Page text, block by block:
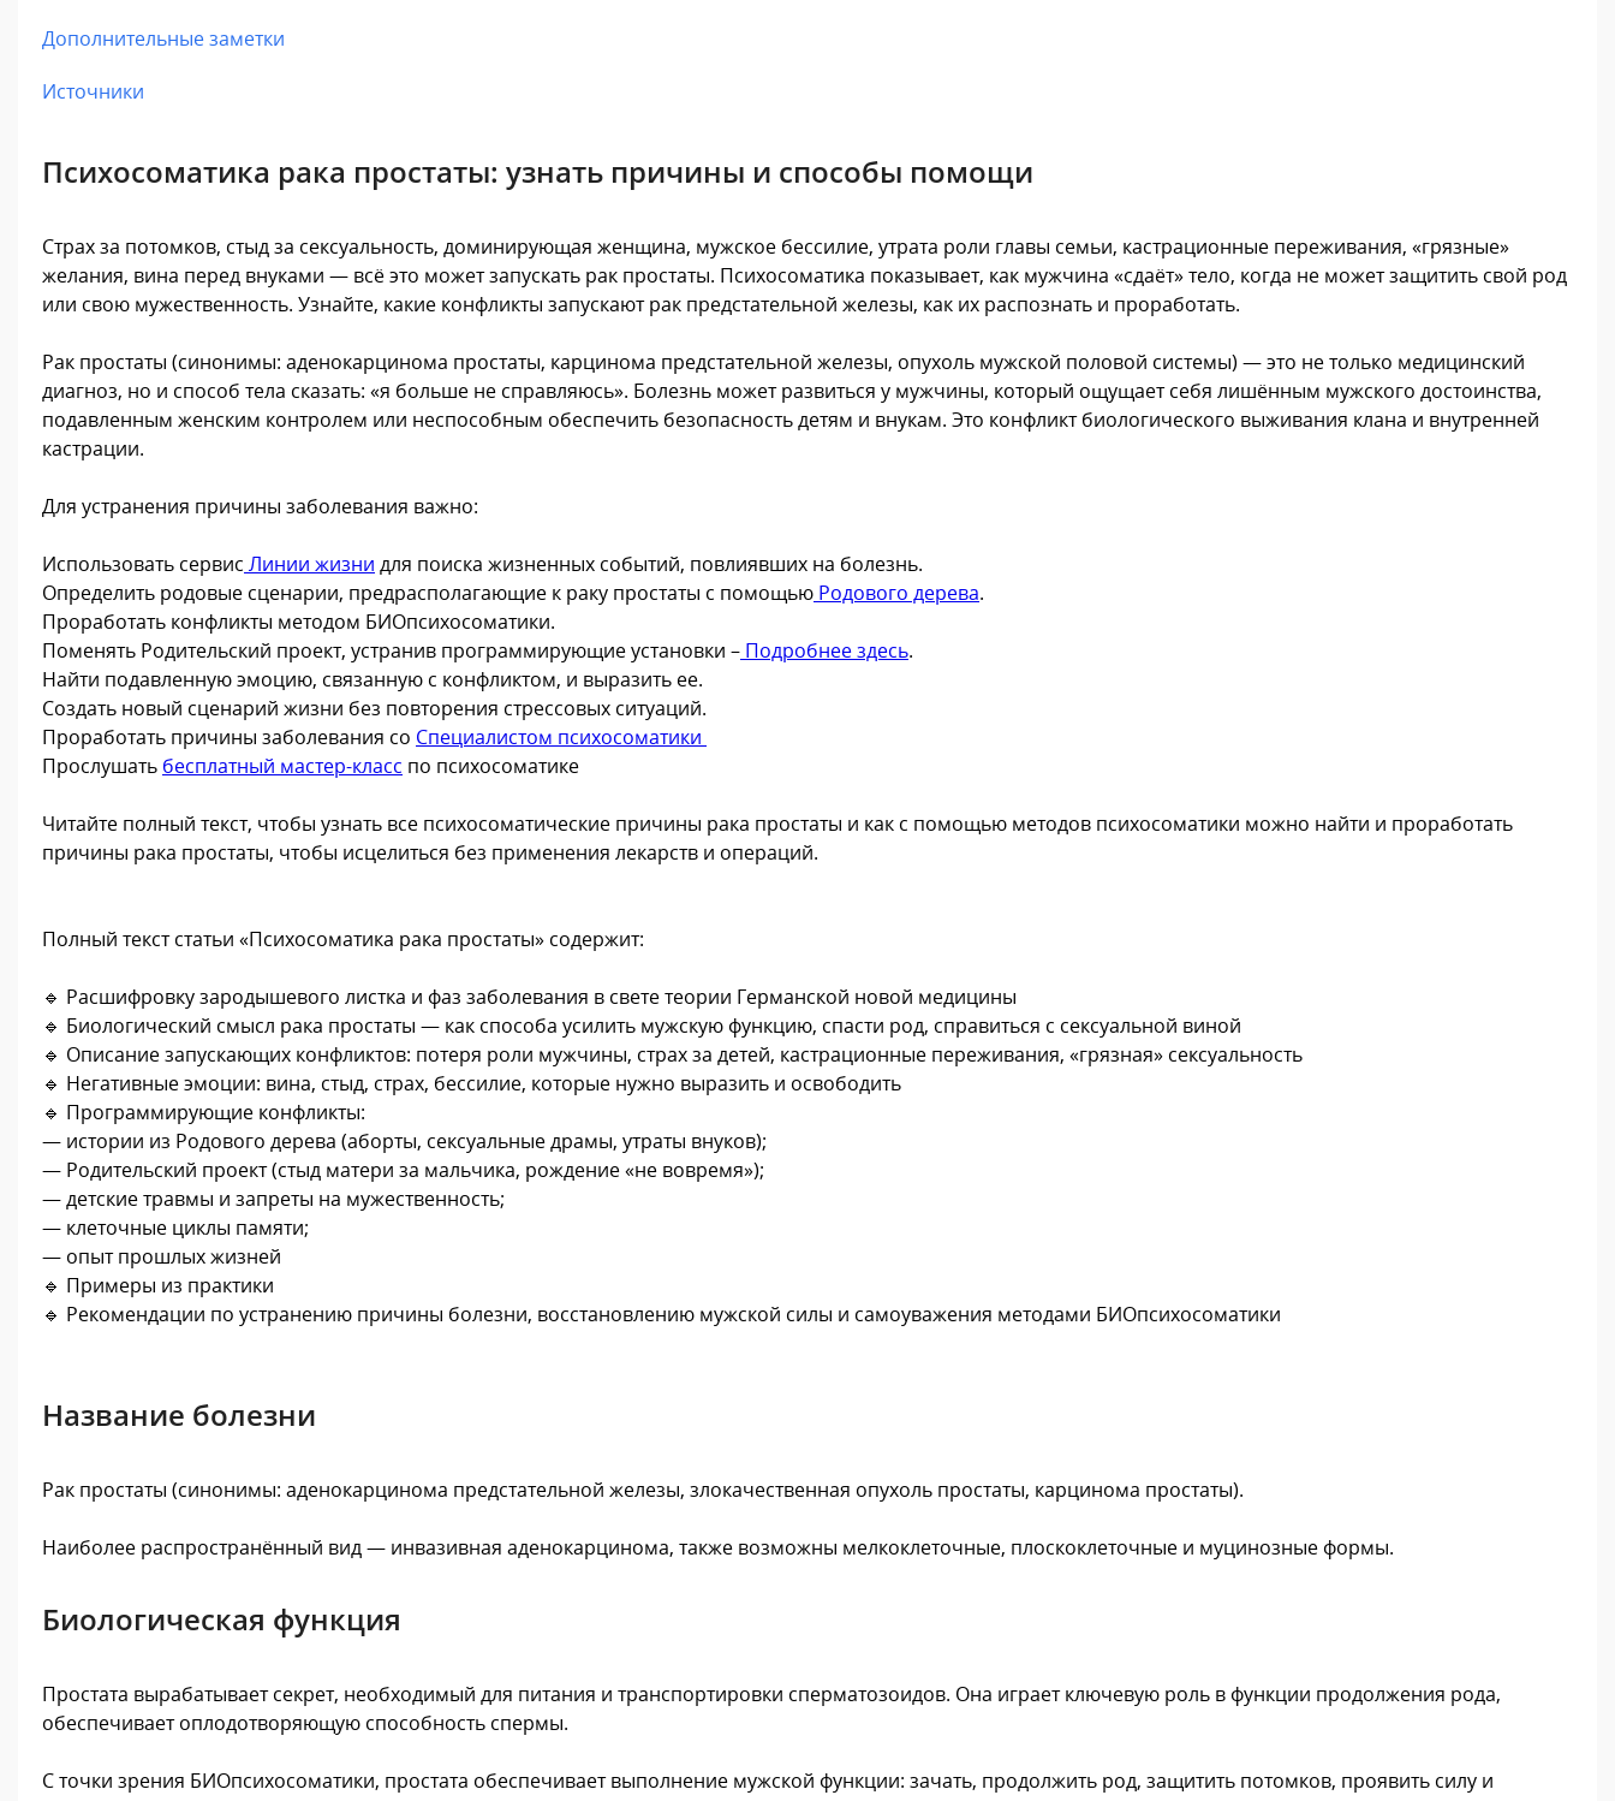
Дополнительные заметки
Источники
Психосоматика рака простаты: узнать причины и способы помощи
Страх за потомков, стыд за сексуальность, доминирующая женщина, мужское бессилие, утрата роли главы семьи, кастрационные переживания, «грязные»
желания, вина перед внуками — всё это может запускать рак простаты. Психосоматика показывает, как мужчина «сдаёт» тело, когда не может защитить свой род
или свою мужественность. Узнайте, какие конфликты запускают рак предстательной железы, как их распознать и проработать.
Рак простаты (синонимы: аденокарцинома простаты, карцинома предстательной железы, опухоль мужской половой системы) — это не только медицинский
диагноз, но и способ тела сказать: «я больше не справляюсь». Болезнь может развиться у мужчины, который ощущает себя лишённым мужского достоинства,
подавленным женским контролем или неспособным обеспечить безопасность детям и внукам. Это конфликт биологического выживания клана и внутренней
кастрации.
Для устранения причины заболевания важно:
Использовать сервис Линии жизни для поиска жизненных событий, повлиявших на болезнь.
Определить родовые сценарии, предрасполагающие к раку простаты с помощью Родового дерева.
Проработать конфликты методом БИОпсихосоматики.
Поменять Родительский проект, устранив программирующие установки – Подробнее здесь.
Найти подавленную эмоцию, связанную с конфликтом, и выразить ее.
Создать новый сценарий жизни без повторения стрессовых ситуаций.
Проработать причины заболевания со Специалистом психосоматики
Прослушать бесплатный мастер-класс по психосоматике
Читайте полный текст, чтобы узнать все психосоматические причины рака простаты и как с помощью методов психосоматики можно найти и проработать
причины рака простаты, чтобы исцелиться без применения лекарств и операций.
Полный текст статьи «Психосоматика рака простаты» содержит:
🔹 Расшифровку зародышевого листка и фаз заболевания в свете теории Германской новой медицины
🔹 Биологический смысл рака простаты — как способа усилить мужскую функцию, спасти род, справиться с сексуальной виной
🔹 Описание запускающих конфликтов: потеря роли мужчины, страх за детей, кастрационные переживания, «грязная» сексуальность
🔹 Негативные эмоции: вина, стыд, страх, бессилие, которые нужно выразить и освободить
🔹 Программирующие конфликты:
— истории из Родового дерева (аборты, сексуальные драмы, утраты внуков);
— Родительский проект (стыд матери за мальчика, рождение «не вовремя»);
— детские травмы и запреты на мужественность;
— клеточные циклы памяти;
— опыт прошлых жизней
🔹 Примеры из практики
🔹 Рекомендации по устранению причины болезни, восстановлению мужской силы и самоуважения методами БИОпсихосоматики
Название болезни
Рак простаты (синонимы: аденокарцинома предстательной железы, злокачественная опухоль простаты, карцинома простаты).
Наиболее распространённый вид — инвазивная аденокарцинома, также возможны мелкоклеточные, плоскоклеточные и муцинозные формы.
Биологическая функция
Простата вырабатывает секрет, необходимый для питания и транспортировки сперматозоидов. Она играет ключевую роль в функции продолжения рода,
обеспечивает оплодотворяющую способность спермы.
С точки зрения БИОпсихосоматики, простата обеспечивает выполнение мужской функции: зачать, продолжить род, защитить потомков, проявить силу и